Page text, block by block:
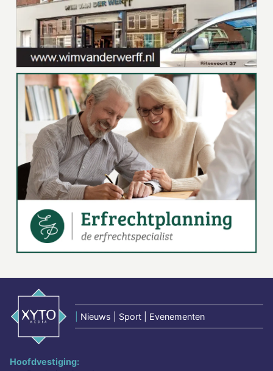
Nieuws | Sport | Evenementen
Hoofdvestiging: